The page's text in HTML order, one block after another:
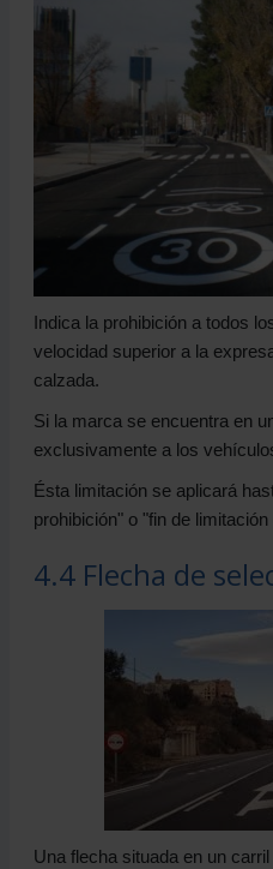
Indica la prohibición a todos
velocidad superior a la
calzada.
Si la marca se encuentra en
exclusivamente a los
Ésta limitación se aplicará
prohibición" o "fin de
4.4 Flecha de
Una flecha situada en un